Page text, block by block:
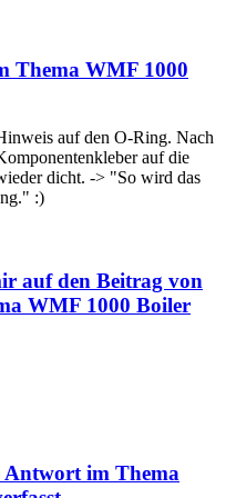
Thema WMF 1000
auf den O-Ring. Nach
auf die
dicht. -> "So wird das
:)
auf den Beitrag von
WMF 1000 Boiler
Antwort im Thema